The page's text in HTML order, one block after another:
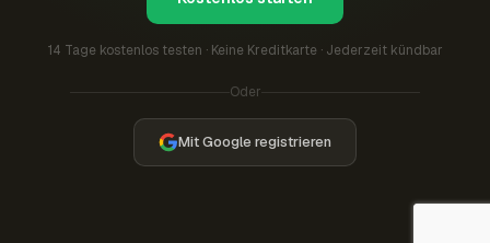
14 Tage kostenlos testen · Keine Kreditkarte · Jederzeit kündbar
Oder
Mit Google registrieren